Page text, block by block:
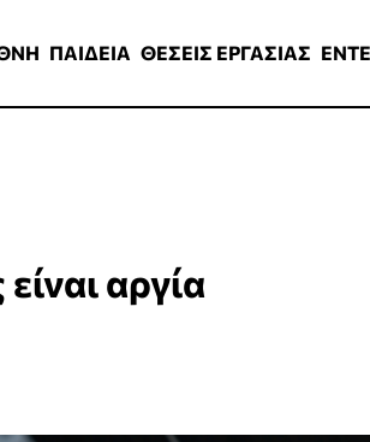
ΠΑΙΔΕΙΑ ΘΕΣΕΙΣ ΕΡΓΑΣΙΑΣ
αργία